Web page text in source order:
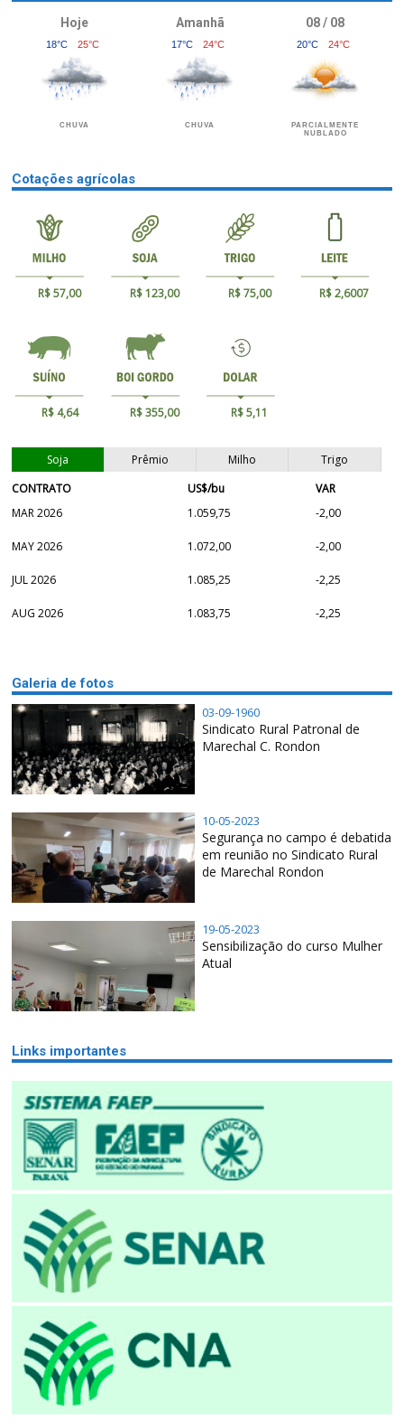
Hoje
18°C 25°C
CHUVA
Amanhã
17°C 24°C
CHUVA
08 / 08
20°C 24°C
PARCIALMENTE
NUBLADO
Cotações agrícolas
R$ 57,00 R$ 123,00 R$ 75,00 R$ 2,6007
R$ 4,64 R$ 355,00 R$ 5,11
Soja Prêmio Milho
Trigo
CONTRATO
US$/bu
VAR
MAR 2026
1.059,75 -2,00
MAY 2026 1.072,00 -2,00
JUL 2026 1.085,25 -2,25
AUG 2026 1.083,75 -2,25
Galeria de fotos
03-09-1960
Sindicato Rural Patronal de
Marechal C. Rondon
10-05-2023
Segurança no campo é debatida
em reunião no Sindicato Rural
de Marechal Rondon
19-05-2023
Sensibilização do curso Mulher
Atual
Links importantes